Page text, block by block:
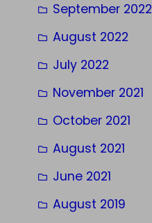
September 2022
August 2022
July 2022
November 2021
October 2021
August 2021
June 2021
August 2019